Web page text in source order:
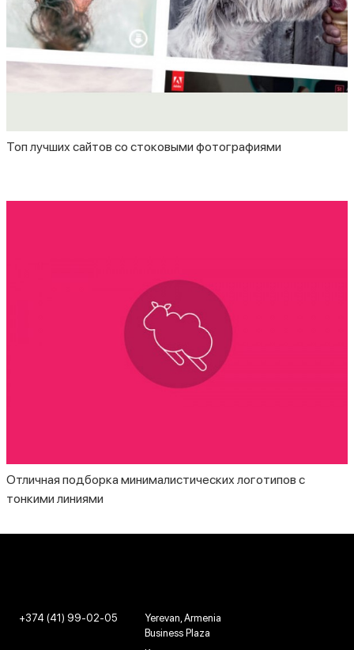
Топ лучших сайтов со стоковыми фотографиями
Отличная подборка минималистических логотипов с
тонкими линиями
+374 (41) 99-02-05
Yerevan, Armenia
Business Plaza